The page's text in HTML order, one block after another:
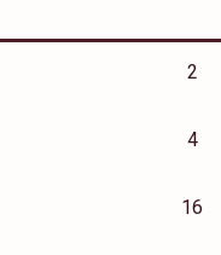
2
4
16